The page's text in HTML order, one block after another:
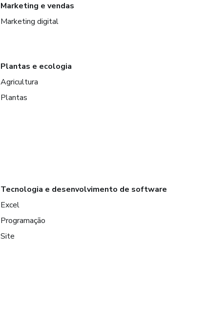
Marketing e vendas
Marketing digital
Plantas e ecologia
Agricultura
Plantas
Tecnologia e desenvolvimento de software
Excel
Programação
Site